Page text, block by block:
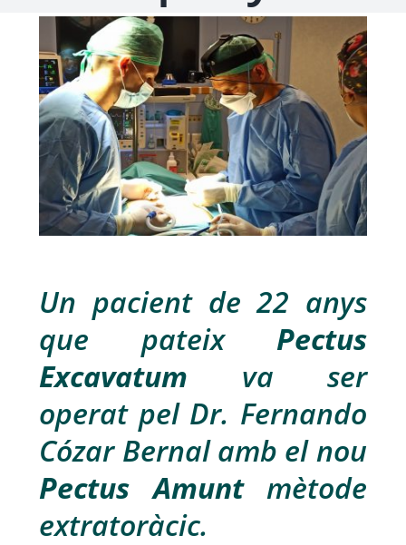
Un pacient de 22 anys
que pateix Pectus
Excavatum va ser
operat pel Dr. Fernando
Cózar Bernal amb el nou
Pectus Amuntmètode
extratoràcic.